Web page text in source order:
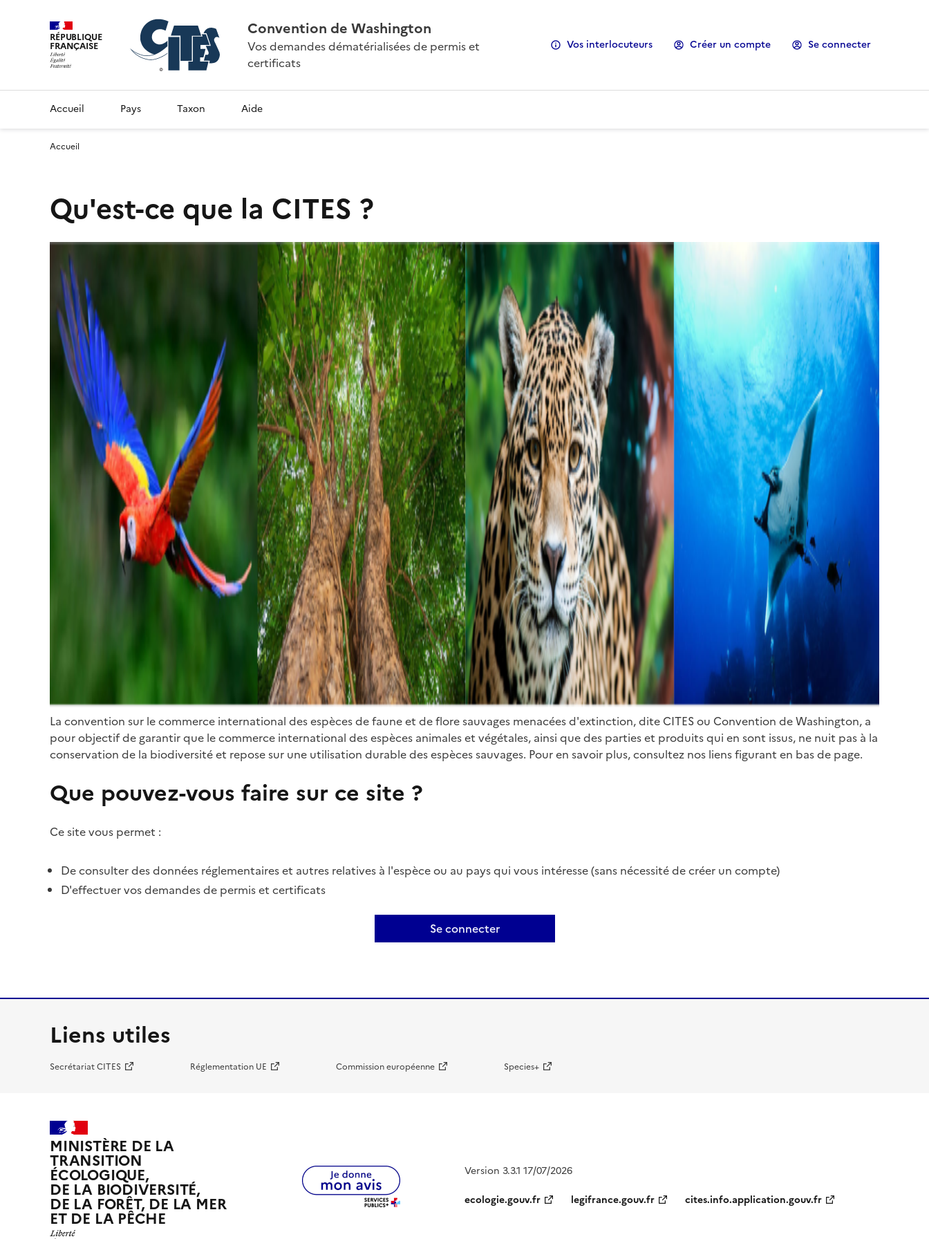
RÉPUBLIQUE
FRANÇAISE
Convention de Washington
Vos demandes dématérialisées de permis et
certificats
Vos interlocuteurs Créer un compte Se connecter
Accueil Pays Taxon Aide
Accueil
Qu'est-ce que la CITES ?
La convention sur le commerce international des espèces de faune et de flore sauvages menacées d'extinction, dite CITES ou Convention de Washington, a
pour objectif de garantir que le commerce international des espèces animales et végétales, ainsi que des parties et produits qui en sont issus, ne nuit pas à la
conservation de la biodiversité et repose sur une utilisation durable des espèces sauvages. Pour en savoir plus, consultez nos liens figurant en bas de page.
Que pouvez-vous faire sur ce site ?
Ce site vous permet :
De consulter des données réglementaires et autres relatives à l'espèce ou au pays qui vous intéresse (sans nécessité de créer un compte)
D'effectuer vos demandes de permis et certificats
Se connecter
Liens utiles
Secrétariat CITES Réglementation UE Commission européenne Species+
MINISTÈRE DE LA
TRANSITION
ÉCOLOGIQUE,
DE LA BIODIVERSITÉ,
DE LA FORÊT, DE LA MER
ET DE LA PÊCHE
Version 3.3.1 17/07/2026
ecologie.gouv.fr
legifrance.gouv.fr cites.info.application.gouv.fr